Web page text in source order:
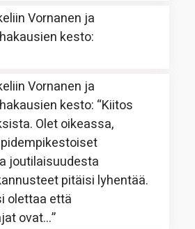
Vornanen ja
kesto:
Vornanen ja
kesto: “Kiitos
Olet oikeassa,
joutilaisuudesta
pitäisi lyhentää.
olettaa että
ovat…”